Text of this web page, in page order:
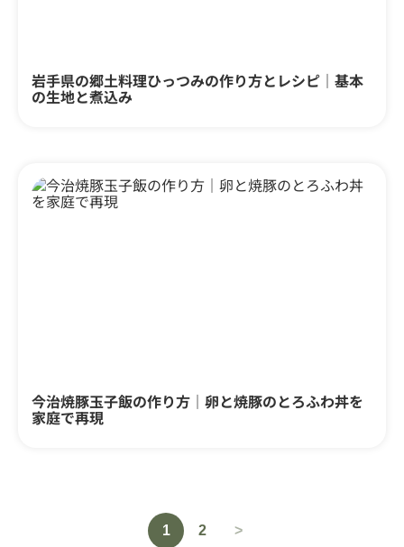
岩手県の郷土料理ひっつみの作り方とレシピ｜基本
の生地と煮込み
今治焼豚玉子飯の作り方｜卵と焼豚のとろふわ丼を
家庭で再現
1 2 >